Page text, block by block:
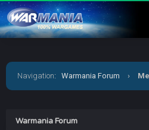
Navigation: Warmania Forum ›
Warmania Forum